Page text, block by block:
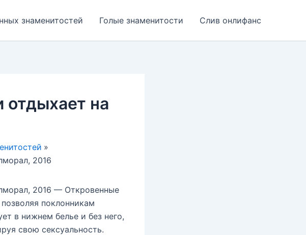
знаменитостей Голые знаменитости Слив онлифанс
отдыхает на
2016
2016 — Откровенные
поклонникам
в нижнем белье и без него,
свою сексуальность.